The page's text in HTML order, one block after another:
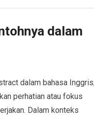
dalam
dalam bahasa
perhatian atau fokus
Dalam konteks